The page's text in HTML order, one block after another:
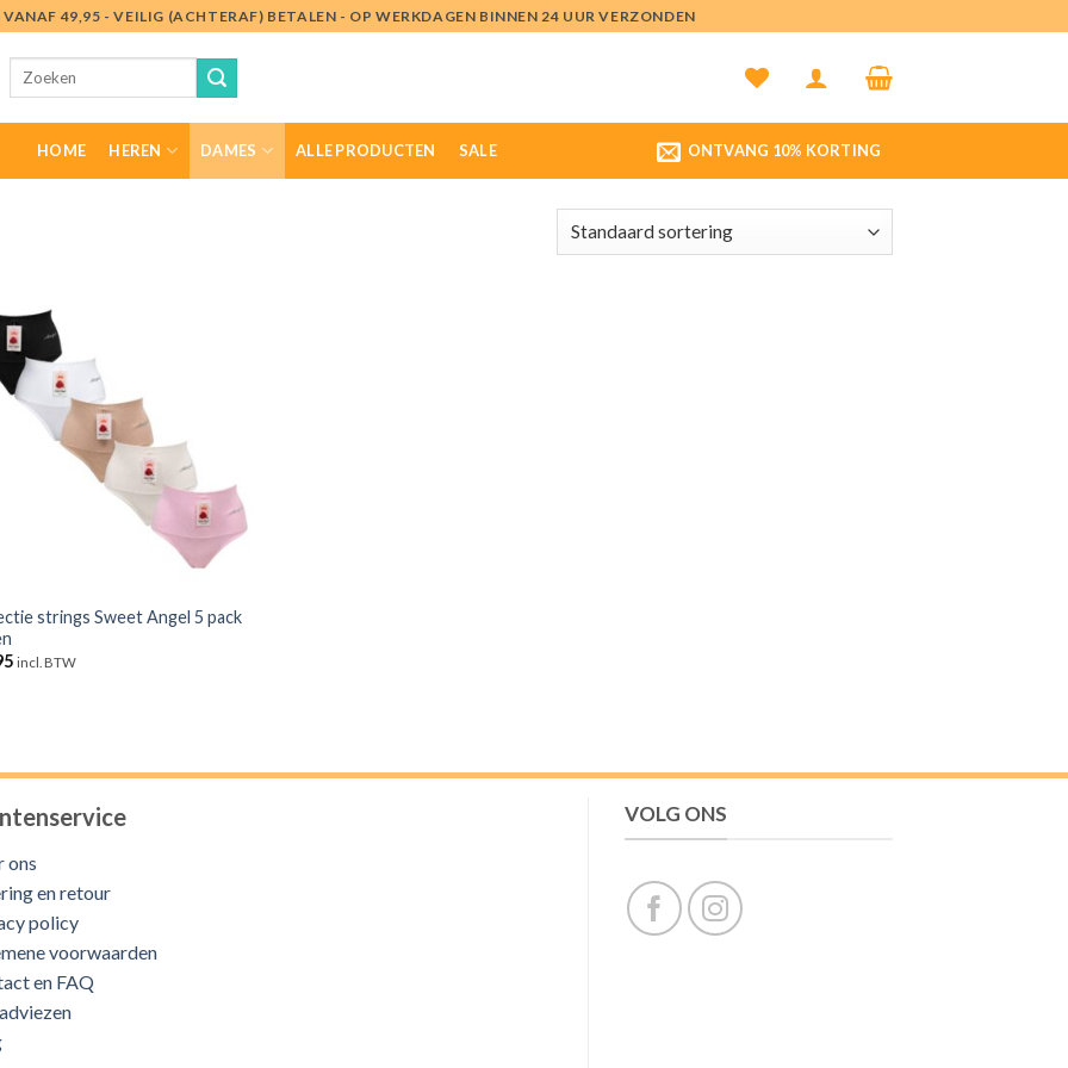
49,95 - VEILIG (ACHTERAF) BETALEN - OP WERKDAGEN BINNEN 24 UUR VERZONDEN
Zoeken
HOME HEREN DAMES ALLE PRODUCTEN SALE ONTVANG 10% KORTING
strings Sweet Angel 5 pack
incl. BTW
ons
en retour
policy
voorwaarden
en FAQ
VOLG ONS